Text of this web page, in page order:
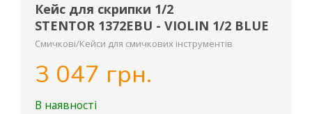
Кейс для скрипки 1/2
STENTOR 1372EBU - VIOLIN 1/2 BLUE
Смичкові/Кейси для смичкових інструментів
3 047 грн.
В наявності